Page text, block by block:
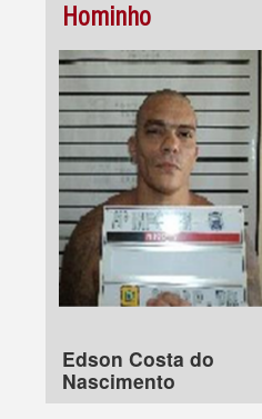
Hominho
Edson Costa do
Nascimento